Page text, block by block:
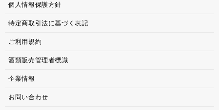
個人情報保護方針
特定商取引法に基づく表記
ご利用規約
酒類販売管理者標識
企業情報
お問い合わせ